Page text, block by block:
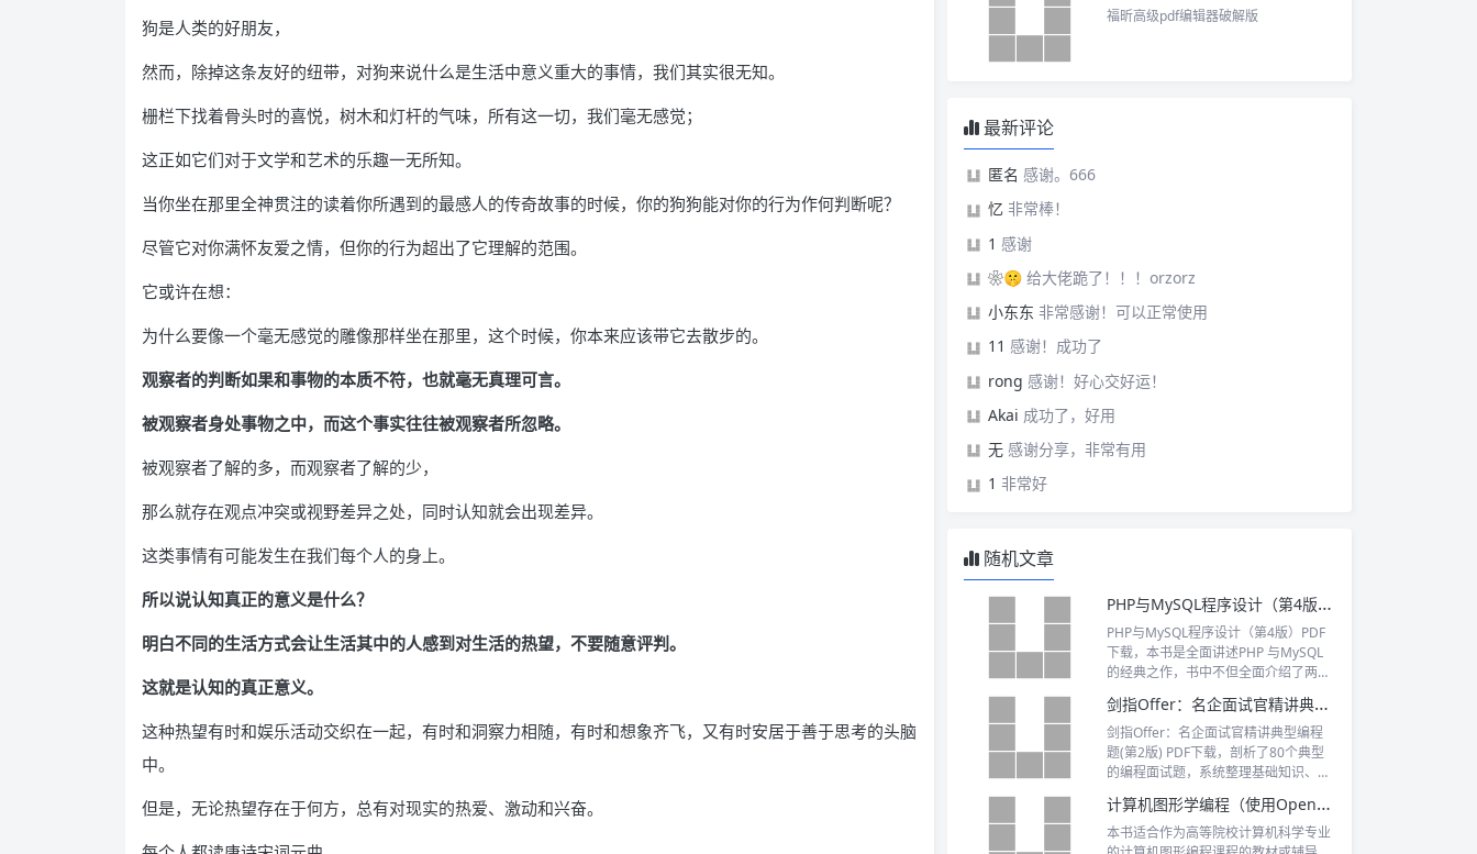
狗是人类的好朋友，
然而，除掉这条友好的纽带，对狗来说什么是生活中意义重大的事情，我们其实很无知。
栅栏下找着骨头时的喜悦，树木和灯杆的气味，所有这一切，我们毫无感觉；
这正如它们对于文学和艺术的乐趣一无所知。
当你坐在那里全神贯注的读着你所遇到的最感人的传奇故事的时候，你的狗狗能对你的行为作何判断呢？
尽管它对你满怀友爱之情，但你的行为超出了它理解的范围。
它或许在想：
为什么要像一个毫无感觉的雕像那样坐在那里，这个时候，你本来应该带它去散步的。
观察者的判断如果和事物的本质不符，也就毫无真理可言。
被观察者身处事物之中，而这个事实往往被观察者所忽略。
被观察者了解的多，而观察者了解的少，
那么就存在观点冲突或视野差异之处，同时认知就会出现差异。
这类事情有可能发生在我们每个人的身上。
所以说认知真正的意义是什么？
明白不同的生活方式会让生活其中的人感到对生活的热望，不要随意评判。
这就是认知的真正意义。
这种热望有时和娱乐活动交织在一起，有时和洞察力相随，有时和想象齐飞，又有时安居于善于思考的头脑
中。
但是，无论热望存在于何方，总有对现实的热爱、激动和兴奋。
福昕高级pdf编辑器破解版
最新评论
匿名 感谢。666
忆 非常棒！
1 感谢
❀🤫 给大佬跪了！！！orzorz
小东东 非常感谢！可以正常使用
11 感谢！成功了
rong 感谢！好心交好运！
Akai 成功了，好用
无 感谢分享，非常有用
1 非常好
随机文章
PHP与MySQL程序设计（第4版）PDF下载
PHP与MySQL程序设计（第4版）PDF
下载，本书是全面讲述PHP 与MySQL
的经典之作，书中不但全面介绍了两种
结合这两种技术构建健壮的数据驱动的
应用程序。本书涵盖了两种技术新版本
中出现的最新特性， 书中大量实际的示
例和深入的分析均来自于作者在这方面
实际中所面临的各种挑战。
剑指Offer：名企面试官精讲典型编程题(第2版) PDF下载
剑指Offer：名企面试官精讲典型编程
题(第2版) PDF下载，剖析了80个典型
的编程面试题，系统整理基础知识、代
力这5个面试要点。
计算机图形学编程（使用OpenGL和C++）（第2版）PDF下载
本书适合作为高等院校计算机科学专业